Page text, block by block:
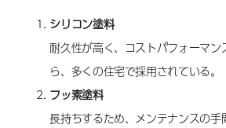
シリコン塗料
耐久性が高く、コストパフォーマン
ら、多くの住宅で採用されている。
フッ素塗料
長持ちするため、メンテナンスの手